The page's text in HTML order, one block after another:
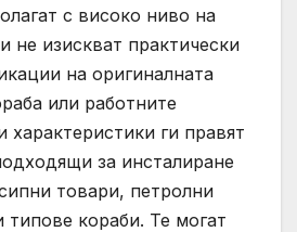
с високо ниво на
не изискват практически
на оригиналната
или работните
характеристики ги правят
за инсталиране
товари, петролни
типове кораби. Те могат